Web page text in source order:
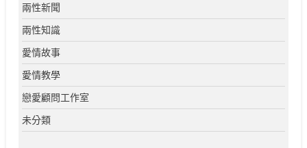
兩性新聞
兩性知識
愛情故事
愛情教學
戀愛顧問工作室
未分類